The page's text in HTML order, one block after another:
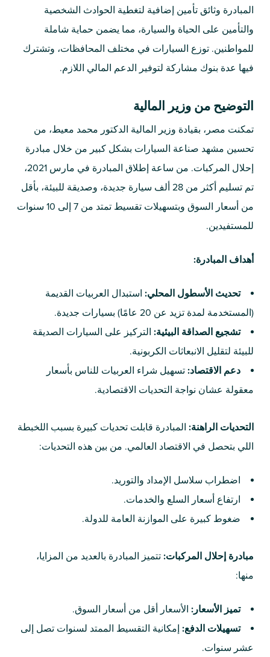
المبادرة وثائق تأمين إضافية لتغطية الحوادث الشخصية
والتأمين على الحياة والسيارة، مما يضمن حماية شاملة
للمواطنين. توزع السيارات في مختلف المحافظات، وتشترك
فيها عدة بنوك مشاركة لتوفير الدعم المالي اللازم.
التوضيح من وزير المالية
تمكنت مصر، بقيادة وزير المالية الدكتور محمد معيط، من
تحسين مشهد صناعة السيارات بشكل كبير من خلال مبادرة
إحلال المركبات. من ساعة إطلاق المبادرة في مارس 2021،
تم تسليم أكثر من 28 ألف سيارة جديدة، وصديقة للبيئة، بأقل
من أسعار السوق وبتسهيلات تقسيط تمتد من 7 إلى 10 سنوات
للمستفيدين.
أهداف المبادرة:
تحديث الأسطول المحلي:استبدال العربيات القديمة
(المستخدمة لمدة تزيد عن 20 عامًا) بسيارات جديدة.
تشجيع الصداقة البيئية:التركيز على السيارات الصديقة
للبيئة لتقليل الانبعاثات الكربونية.
دعم الاقتصاد:تسهيل شراء العربيات للناس بأسعار
معقولة عشان نواجة التحديات الاقتصادية.
التحديات الراهنة:المبادرة قابلت تحديات كبيرة بسبب اللخبطة
اللي بتحصل في الاقتصاد العالمي. من بين هذه التحديات:
اضطراب سلاسل الإمداد والتوريد.
ارتفاع أسعار السلع والخدمات.
ضغوط كبيرة على الموازنة العامة للدولة.
مبادرة إحلال المركبات:تتميز المبادرة بالعديد من المزايا،
منها:
تميز الأسعار:الأسعار أقل من أسعار السوق.
تسهيلات الدفع:إمكانية التقسيط الممتد لسنوات تصل إلى
عشر سنوات.